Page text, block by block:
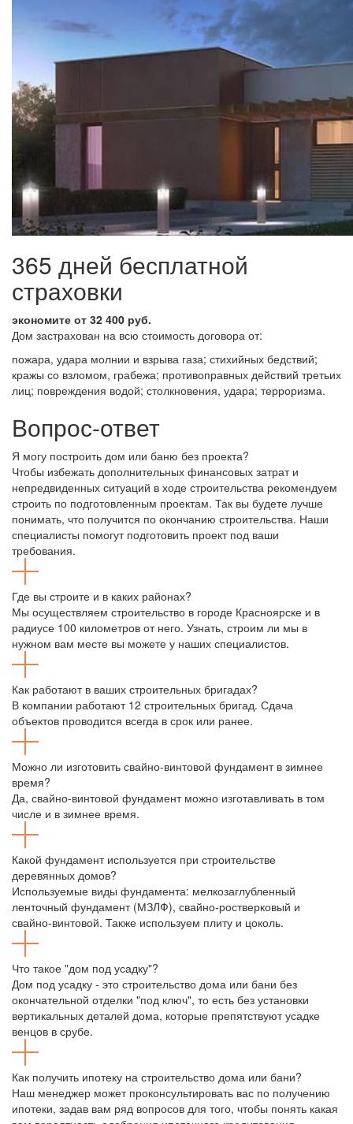
365 дней бесплатной
страховки
экономите от 32 400 руб.
Дом застрахован на всю стоимость договора от:
пожара, удара молнии и взрыва газа; стихийных бедствий;
кражы со взломом, грабежа; противоправных действий третьих
лиц; повреждения водой; столкновения, удара; терроризма.
Вопрос-ответ
Я могу построить дом или баню без проекта?
Чтобы избежать дополнительных финансовых затрат и
непредвиденных ситуаций в ходе строительства рекомендуем
строить по подготовленным проектам. Так вы будете лучше
понимать, что получится по окончанию строительства. Наши
специалисты помогут подготовить проект под ваши
требования.
Где вы строите и в каких районах?
Мы осуществляем строительство в городе Красноярске и в
радиусе 100 километров от него. Узнать, строим ли мы в
нужном вам месте вы можете у наших специалистов.
Как работают в ваших строительных бригадах?
В компании работают 12 строительных бригад. Сдача
объектов проводится всегда в срок или ранее.
Можно ли изготовить свайно-винтовой фундамент в зимнее
время?
Да, свайно-винтовой фундамент можно изготавливать в том
числе и в зимнее время.
Какой фундамент используется при строительстве
деревянных домов?
Используемые виды фундамента: мелкозаглубленный
ленточный фундамент (МЗЛФ), свайно-ростверковый и
свайно-винтовой. Также используем плиту и цоколь.
Что такое "дом под усадку"?
Дом под усадку - это строительство дома или бани без
окончательной отделки "под ключ", то есть без установки
вертикальных деталей дома, которые препятствуют усадке
венцов в срубе.
Как получить ипотеку на строительство дома или бани?
Наш менеджер может проконсультировать вас по получению
ипотеки, задав вам ряд вопросов для того, чтобы понять какая